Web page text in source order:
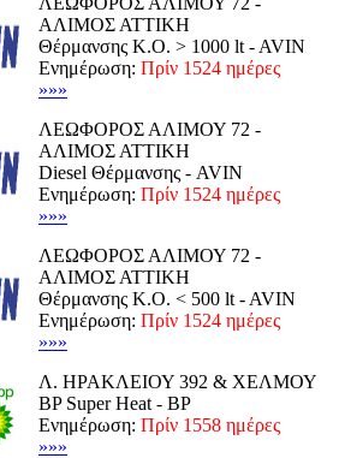
ΑΛΙΜΟΣ ΑΤΤΙΚΗ
Θέρμανσης K.O. > 1000 lt - AVIN
Ενημέρωση: Πρίν 1524 ημέρες
»»»
ΛΕΩΦΟΡΟΣ ΑΛΙΜΟΥ 72 -
ΑΛΙΜΟΣ ΑΤΤΙΚΗ
Diesel Θέρμανσης - AVIN
Ενημέρωση: Πρίν 1524 ημέρες
»»»
ΛΕΩΦΟΡΟΣ ΑΛΙΜΟΥ 72 -
ΑΛΙΜΟΣ ΑΤΤΙΚΗ
Θέρμανσης K.O. < 500 lt - AVIN
Ενημέρωση: Πρίν 1524 ημέρες
»»»
Λ. ΗΡΑΚΛΕΙΟΥ 392 & ΧΕΛΜΟΥ
BP Super Heat - BP
Ενημέρωση: Πρίν 1558 ημέρες
»»»